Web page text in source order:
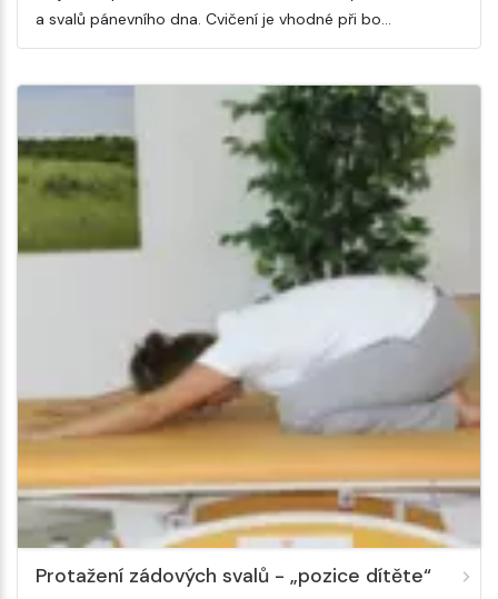
a svalů pánevního dna. Cvičení je vhodné při bo…
Protažení zádových svalů - „pozice dítěte“